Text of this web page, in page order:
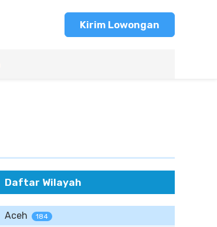
Kirim Lowongan
Daftar Wilayah
Aceh 184